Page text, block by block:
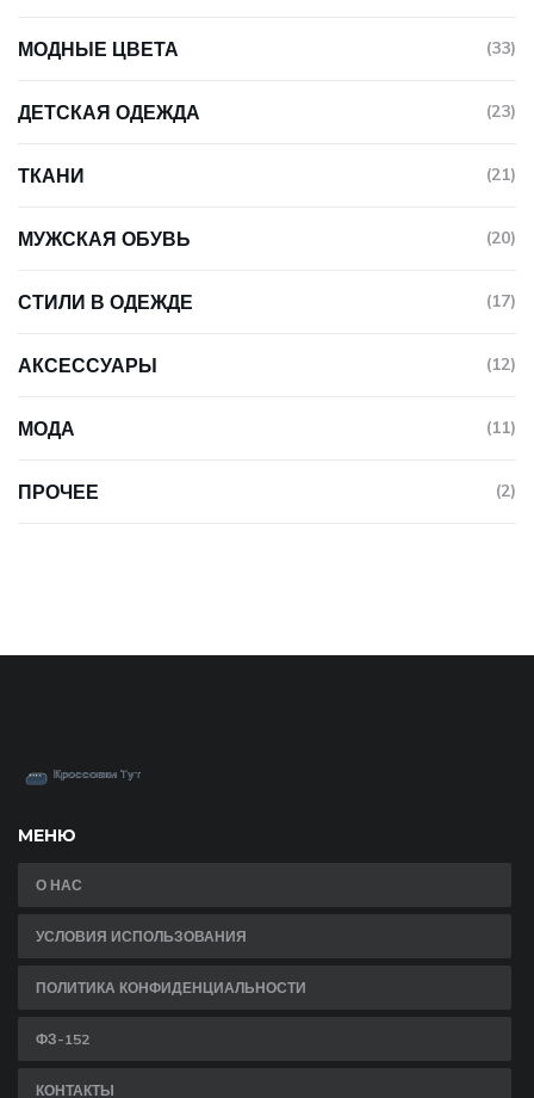
МОДНЫЕ ЦВЕТА (33)
ДЕТСКАЯ ОДЕЖДА (23)
ТКАНИ (21)
МУЖСКАЯ ОБУВЬ (20)
СТИЛИ В ОДЕЖДЕ (17)
АКСЕССУАРЫ (12)
МОДА (11)
ПРОЧЕЕ (2)
МЕНЮ
О НАС
УСЛОВИЯ ИСПОЛЬЗОВАНИЯ
ПОЛИТИКА КОНФИДЕНЦИАЛЬНОСТИ
ФЗ-152
КОНТАКТЫ